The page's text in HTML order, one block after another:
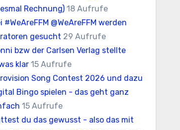
Rechnung) 18 Aufrufe
#WeAreFFM @WeAreFFM werden
gesucht 29 Aufrufe
bzw der Carlsen Verlag stellte
klar 15 Aufrufe
Song Contest 2026 und dazu
Bingo spielen - das geht ganz
15 Aufrufe
du das gewusst - also das mit